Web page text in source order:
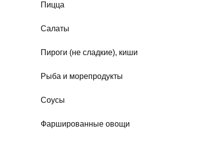
Пицца
Салаты
Пироги (не сладкие), киши
Рыба и морепродукты
Соусы
Фаршированные овощи